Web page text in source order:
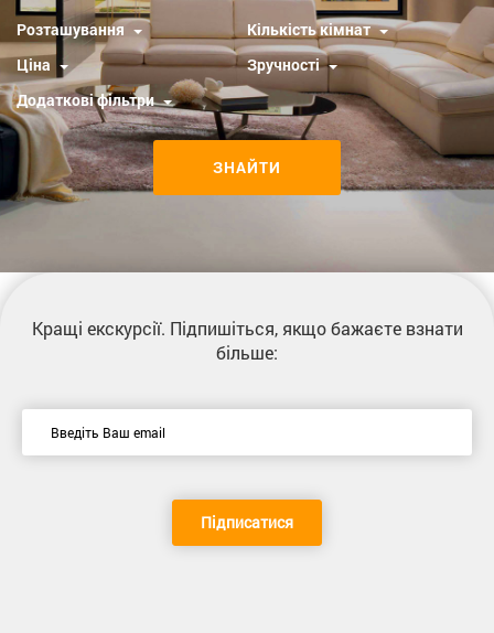
Розташування
Кількість кімнат
Ціна
Зручності
Додаткові фільтри
ЗНАЙТИ
Кращі екскурсії. Підпишіться, якщо бажаєте взнати
більше:
Підписатися